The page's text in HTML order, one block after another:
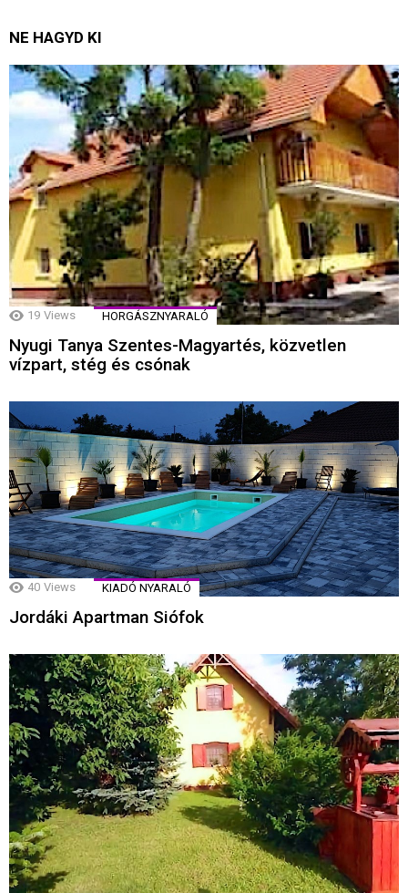
NE HAGYD KI
19 Views HORGÁSZNYARALÓ
Nyugi Tanya Szentes-Magyartés, közvetlen
vízpart, stég és csónak
40 Views KIADÓ NYARALÓ
Jordáki Apartman Siófok